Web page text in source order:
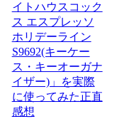
イトハウスコック
ス エスプレッソ
ホリデーライン
S9692(キーケー
ス・キーオーガナ
イザー)」を実際
に使ってみた正直
感想